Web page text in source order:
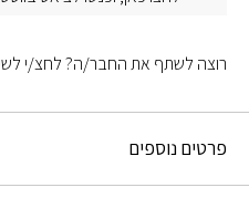
פרטים נוספים
רוצה לשתף את החבר/ה? לחצ/י